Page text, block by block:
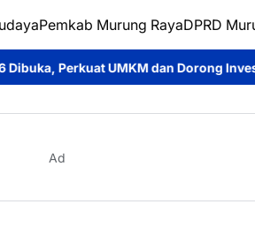
Pemkab Murung RayaDPRD
dan Dorong Investasi Daerah Jumat
Ad